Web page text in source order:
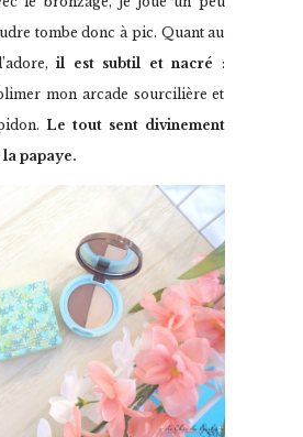
tombe donc à pic. Quant au
il est subtil et nacré :
mon arcade sourcilière et
Le tout sent divinement
papaye.